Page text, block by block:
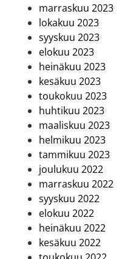
marraskuu 2023
lokakuu 2023
syyskuu 2023
elokuu 2023
heinäkuu 2023
kesäkuu 2023
toukokuu 2023
huhtikuu 2023
maaliskuu 2023
helmikuu 2023
tammikuu 2023
joulukuu 2022
marraskuu 2022
syyskuu 2022
elokuu 2022
heinäkuu 2022
kesäkuu 2022